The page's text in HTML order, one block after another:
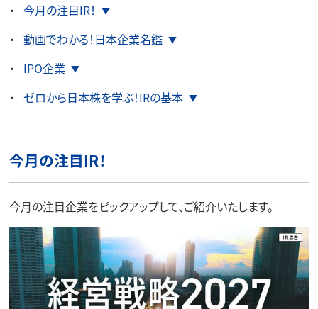
今月の注目IR！
動画でわかる！日本企業名鑑
IPO企業
ゼロから日本株を学ぶ！IRの基本
今月の注目IR！
今月の注目企業をピックアップして、ご紹介いたします。